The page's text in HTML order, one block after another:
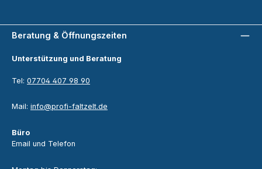
Beratung & Öffnungszeiten
Unterstützung und Beratung
Tel: 07704 407 98 90
Mail: info@profi-faltzelt.de
Büro
Email und Telefon